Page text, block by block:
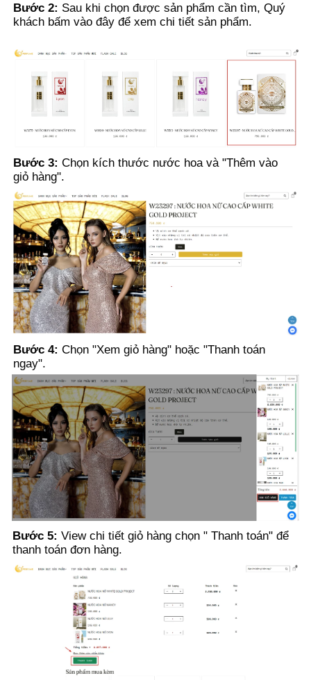
Bước 2: Sau khi chọn được sản phẩm cần tìm, Quý
khách bấm vào đây để xem chi tiết sản phẩm.
Bước 3: Chọn kích thước nước hoa và "Thêm vào
giỏ hàng".
Bước 4:Chọn "Xem giỏ hàng" hoặc "Thanh toán
ngay".
Bước 5:View chi tiết giỏ hàng chọn " Thanh toán" để
thanh toán đơn hàng.